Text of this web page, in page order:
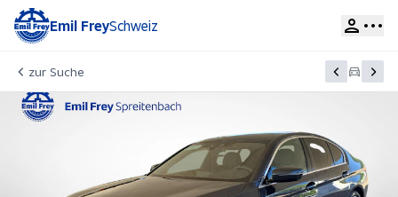
Emil FreySchweiz
zur Suche